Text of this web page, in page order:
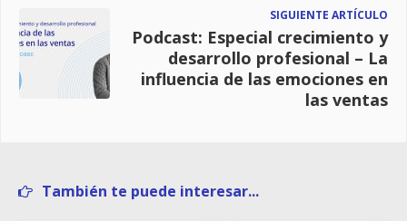
SIGUIENTE ARTÍCULO
Podcast: Especial crecimiento y
desarrollo profesional – La
influencia de las emociones en
las ventas
También te puede interesar...